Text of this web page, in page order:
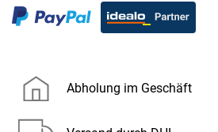
Abholung im Geschäft